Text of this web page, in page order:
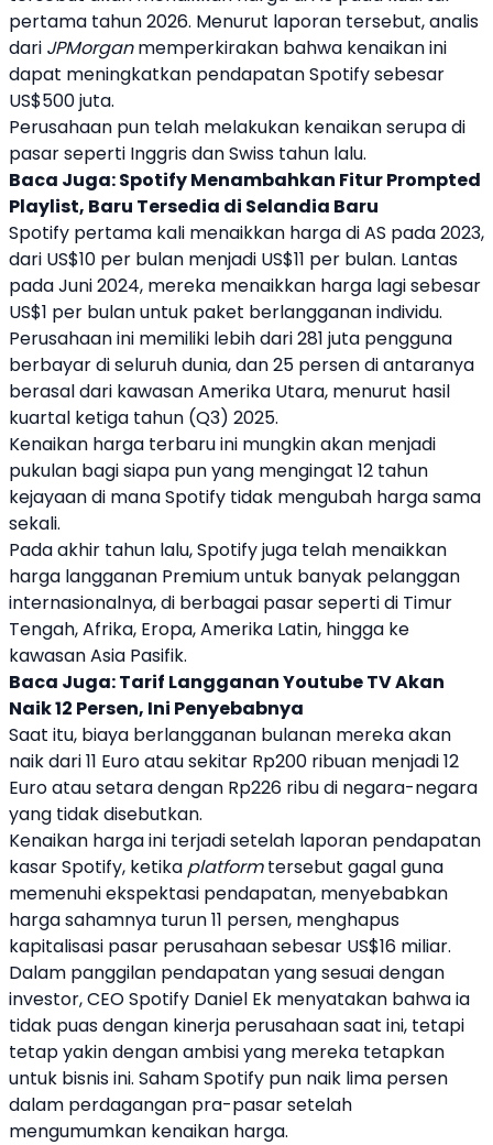
pertama tahun 2026. Menurut laporan tersebut, analis
dari JPMorganmemperkirakan bahwa kenaikan ini
dapat meningkatkan pendapatanSpotifysebesar
US$500 juta.
Perusahaan pun telah melakukan kenaikan serupa di
pasar seperti Inggris dan Swiss tahun lalu.
Baca Juga:Spotify Menambahkan Fitur Prompted
Playlist, Baru Tersedia di Selandia Baru
Spotify pertama kali menaikkan harga di AS pada 2023,
dari US$10 per bulan menjadi US$11 per bulan. Lantas
pada Juni 2024, mereka menaikkan harga lagi sebesar
US$1 per bulan untuk paket berlangganan individu.
Perusahaan ini memiliki lebih dari 281 juta pengguna
berbayar di seluruh dunia, dan 25 persen di antaranya
berasal dari kawasan Amerika Utara, menurut hasil
kuartal ketiga tahun (Q3) 2025.
Kenaikan harga terbaru ini mungkin akan menjadi
pukulan bagi siapa pun yang mengingat 12 tahun
kejayaan di manaSpotify tidak mengubah harga sama
sekali.
Pada akhir tahun lalu,Spotifyjuga telah menaikkan
harga langganan Premium untuk banyak pelanggan
internasionalnya, di berbagai pasar seperti di Timur
Tengah, Afrika, Eropa, Amerika Latin, hingga ke
kawasan Asia Pasifik.
Baca Juga:Tarif Langganan Youtube TV Akan
Naik 12 Persen, Ini Penyebabnya
Saat itu, biaya berlangganan bulanan mereka akan
naik dari 11 Euro atau sekitar Rp200 ribuan menjadi 12
Euro atau setara dengan Rp226 ribu di negara-negara
yang tidak disebutkan.
Kenaikan harga ini terjadi setelah laporan pendapatan
kasarSpotify, ketika platformtersebut gagal guna
memenuhi ekspektasi pendapatan, menyebabkan
harga sahamnya turun 11 persen, menghapus
kapitalisasi pasar perusahaan sebesar US$16 miliar.
Dalam panggilan pendapatan yang sesuai dengan
investor, CEOSpotify Daniel Ek menyatakan bahwa ia
tidak puas dengan kinerja perusahaan saat ini, tetapi
tetap yakin dengan ambisi yang mereka tetapkan
untuk bisnis ini. SahamSpotify pun naik lima persen
dalam perdagangan pra-pasar setelah
mengumumkan kenaikan harga.